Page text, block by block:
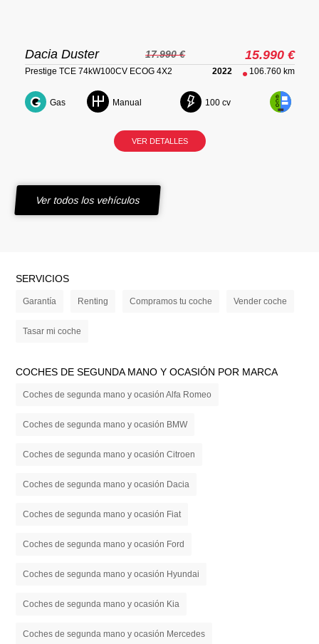
Dacia Duster 17.990 € 15.990 €
Prestige TCE 74kW100CV ECOG 4X2 2022 106.760 km
Gas Manual 100 cv
VER DETALLES
Ver todos los vehículos
SERVICIOS
Garantía Renting Compramos tu coche Vender coche
Tasar mi coche
COCHES DE SEGUNDA MANO Y OCASIÓN POR MARCA
Coches de segunda mano y ocasión Alfa Romeo
Coches de segunda mano y ocasión BMW
Coches de segunda mano y ocasión Citroen
Coches de segunda mano y ocasión Dacia
Coches de segunda mano y ocasión Fiat
Coches de segunda mano y ocasión Ford
Coches de segunda mano y ocasión Hyundai
Coches de segunda mano y ocasión Kia
Coches de segunda mano y ocasión Mercedes